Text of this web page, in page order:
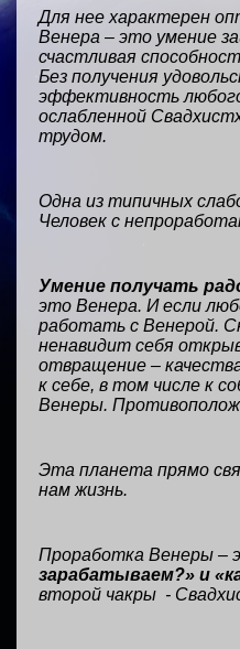
Для нее характерен
Венера – это умение
счастливая
Без получения
эффективность
ослабленной
трудом.
Одна из типичных
Человек с
Умение получать
это Венера. И если
работать с Венерой.
ненавидит себя
отвращение –
к себе, в том числе к
Венеры.
Эта планета прямо
нам жизнь.
Проработка Венеры –
зарабатываем?» и
второй чакры -